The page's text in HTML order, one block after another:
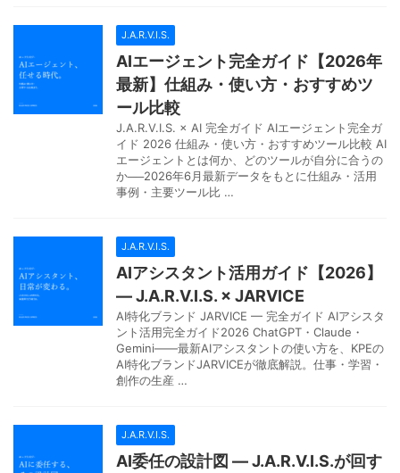
J.A.R.V.I.S.
AIエージェント完全ガイド【2026年
最新】仕組み・使い方・おすすめツ
ール比較
J.A.R.V.I.S. × AI 完全ガイド AIエージェント完全ガ
イド 2026 仕組み・使い方・おすすめツール比較 AI
エージェントとは何か、どのツールが自分に合うの
か──2026年6月最新データをもとに仕組み・活用
事例・主要ツール比 …
J.A.R.V.I.S.
AIアシスタント活用ガイド【2026】
— J.A.R.V.I.S. × JARVICE
AI特化ブランド JARVICE — 完全ガイド AIアシスタ
ント活用完全ガイド2026 ChatGPT・Claude・
Gemini——最新AIアシスタントの使い方を、KPEの
AI特化ブランドJARVICEが徹底解説。仕事・学習・
創作の生産 …
J.A.R.V.I.S.
AI委任の設計図 — J.A.R.V.I.S.が回す